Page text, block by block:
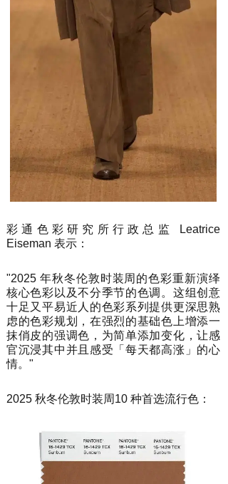
彩通色彩研究所行政总监 Leatrice
Eiseman 表示：
"2025 年秋冬伦敦时装周的色彩重新演绎
核心色彩以及不分季节的色调。这组创意
十足又平易近人的色彩系列提供更深思熟
虑的色彩规划，在强烈的基础色上增添一
抹俏皮的强调色，为简单添加变化，让感
官沉浸其中并且感受「每天都高涨」的心
情。"
2025 秋冬伦敦时装周10 种首选流行色：